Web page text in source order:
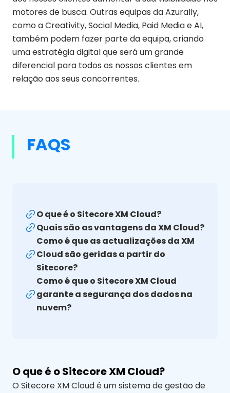
motores de busca. Outras equipas da Azurally,
como a Creativity, Social Media, Paid Media e AI,
também podem fazer parte da equipa, criando
uma estratégia digital que será um grande
diferencial para todos os nossos clientes em
relação aos seus concorrentes.
FAQS
O que é o Sitecore XM Cloud?
Quais são as vantagens da XM Cloud?
Como é que as actualizações da XM
Cloud são geridas a partir do
Sitecore?
Como é que o Sitecore XM Cloud
garante a segurança dos dados na
nuvem?
O que é o Sitecore XM Cloud?
O Sitecore XM Cloud é um sistema de gestão de